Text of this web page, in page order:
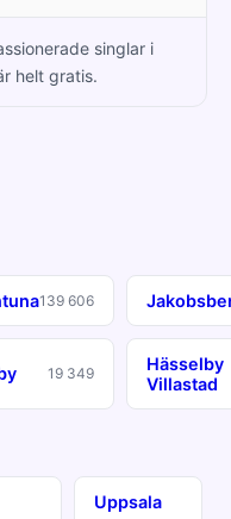
singlar i
helt gratis.
139 606
19 349
Hässelby
Villastad
Uppsala